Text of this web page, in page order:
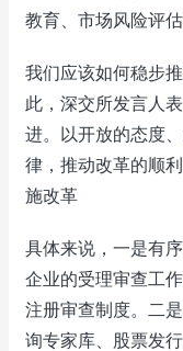
教育、市场风险评
我们应该如何稳步
此，深交所发言人
进。以开放的态度
律，推动改革的顺
施改革
具体来说，一是有
企业的受理审查工
注册审查制度。二
询专家库、股票发